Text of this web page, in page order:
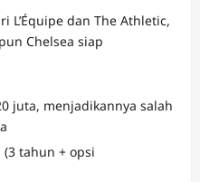
L’Équipe dan The Athletic,
Chelsea siap
juta, menjadikannya salah
tahun + opsi